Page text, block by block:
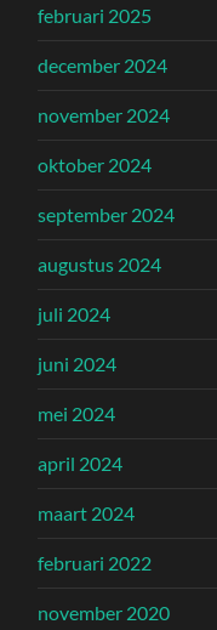
februari 2025
december 2024
november 2024
oktober 2024
september 2024
augustus 2024
juli 2024
juni 2024
mei 2024
april 2024
maart 2024
februari 2022
november 2020